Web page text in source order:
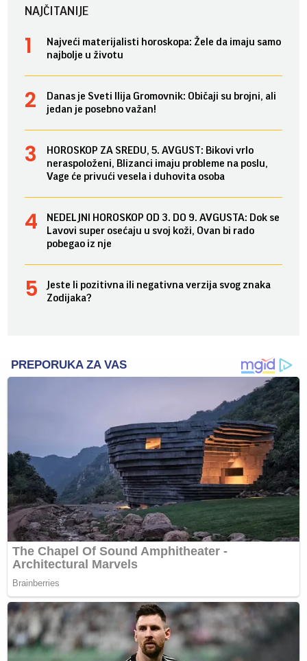
NAJČITANIJE
Najveći materijalisti horoskopa: Žele da imaju samo
najbolje u životu
Danas je Sveti Ilija Gromovnik: Običaji su brojni, ali
jedan je posebno važan!
HOROSKOP ZA SREDU, 5. AVGUST: Bikovi vrlo
neraspoloženi, Blizanci imaju probleme na poslu,
Vage će privući vesela i duhovita osoba
NEDELJNI HOROSKOP OD 3. DO 9. AVGUSTA: Dok se
Lavovi super osećaju u svoj koži, Ovan bi rado
pobegao iz nje
Jeste li pozitivna ili negativna verzija svog znaka
Zodijaka?